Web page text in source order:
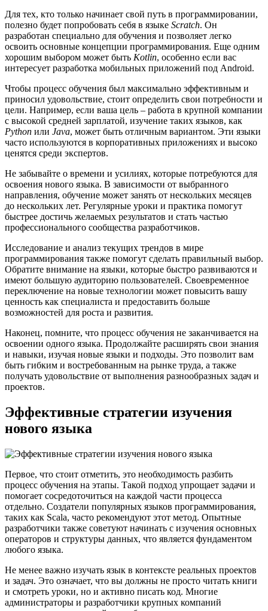
Для тех, кто только начинает свой путь в программировании,
полезно будет попробовать себя в языке Scratch. Он
разработан специально для обучения и позволяет легко
освоить основные концепции программирования. Еще одним
хорошим выбором может быть Kotlin, особенно если вас
интересует разработка мобильных приложений под Android.
Чтобы процесс обучения был максимально эффективным и
приносил удовольствие, стоит определить свои потребности и
цели. Например, если ваша цель – работа в крупной компании
с высокой средней зарплатой, изучение таких языков, как
Python или Java, может быть отличным вариантом. Эти языки
часто используются в корпоративных приложениях и высоко
ценятся среди экспертов.
Не забывайте о времени и усилиях, которые потребуются для
освоения нового языка. В зависимости от выбранного
направления, обучение может занять от нескольких месяцев
до нескольких лет. Регулярные уроки и практика помогут
быстрее достичь желаемых результатов и стать частью
профессионального сообщества разработчиков.
Исследование и анализ текущих трендов в мире
программирования также помогут сделать правильный выбор.
Обратите внимание на языки, которые быстро развиваются и
имеют большую аудиторию пользователей. Своевременное
переключение на новые технологии может повысить вашу
ценность как специалиста и предоставить больше
возможностей для роста и развития.
Наконец, помните, что процесс обучения не заканчивается на
освоении одного языка. Продолжайте расширять свои знания
и навыки, изучая новые языки и подходы. Это позволит вам
быть гибким и востребованным на рынке труда, а также
получать удовольствие от выполнения разнообразных задач и
проектов.
Эффективные стратегии изучения
нового языка
Первое, что стоит отметить, это необходимость разбить
процесс обучения на этапы. Такой подход упрощает задачи и
помогает сосредоточиться на каждой части процесса
отдельно. Создатели популярных языков программирования,
таких как Scala, часто рекомендуют этот метод. Опытные
разработчики также советуют начинать с изучения основных
операторов и структуры данных, что является фундаментом
любого языка.
Не менее важно изучать язык в контексте реальных проектов
и задач. Это означает, что вы должны не просто читать книги
и смотреть уроки, но и активно писать код. Многие
администраторы и разработчики крупных компаний